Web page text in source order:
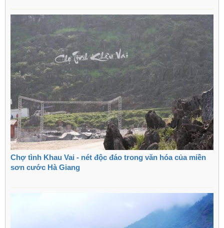
Chợ tình Khau Vai - nét độc đáo trong văn hóa của miền
sơn cước Hà Giang